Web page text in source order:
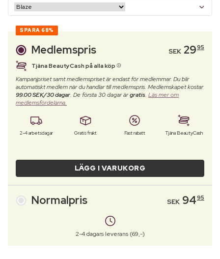
SPARA 68%
Medlemspris SEK 2995
Tjäna BeautyCash på alla köp
Kampanjpriset samt medlemspriset är endast för medlemmar. Du blir
automatiskt medlem när du handlar till medlemspris. Medlemskapet kostar
99.00 SEK/30 dagar. De första 30 dagar ärgratis. Läs mer om
medlemsfördelarna.
2-4 arbetsdagar Gratis frakt Fast rabatt Tjäna BeautyCash
LÄGG I VARUKORG
Normalpris SEK 9495
2-4 dagars leverans (69,-)